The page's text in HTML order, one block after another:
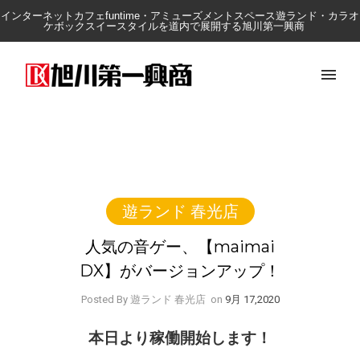
インターネットカフェfuntime・アミューズメントスペース遊ランド・カラオ
ケボックスイースタイルを道内で展開する旭川第一興商
遊ランド 春光店
人気の音ゲー、【maimai
DX】がバージョンアップ！
Posted By 遊ランド 春光店 on 9月 17,2020
本日より稼働開始します！